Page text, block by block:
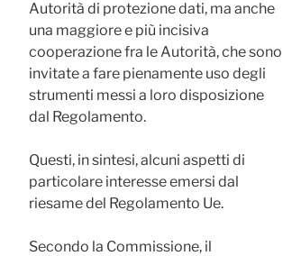
Autorità di protezione dati, ma anche
una maggiore e più incisiva
cooperazione fra le Autorità, che sono
invitate a fare pienamente uso degli
strumenti messi a loro disposizione
dal Regolamento.
Questi, in sintesi, alcuni aspetti di
particolare interesse emersi dal
riesame del Regolamento Ue.
Secondo la Commissione, il